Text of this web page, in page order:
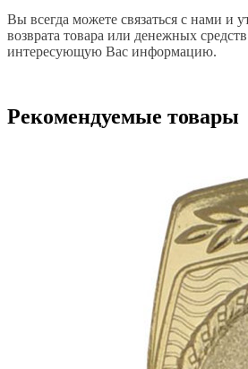
Вы всегда можете связаться с нами и
возврата товара или денежных
интересующую Вас информацию.
Рекомендуемые товары